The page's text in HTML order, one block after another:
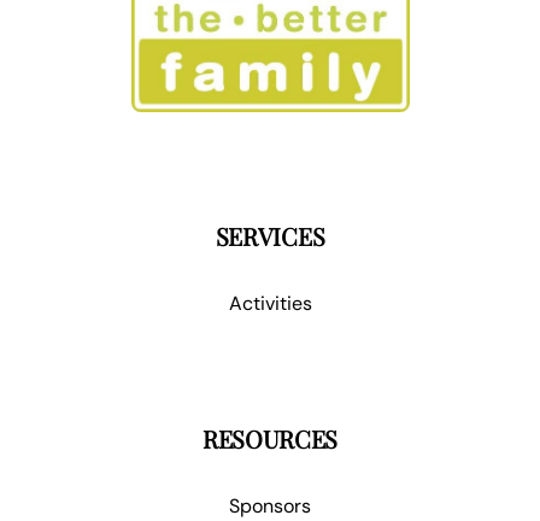
SERVICES
Activities
RESOURCES
Sponsors